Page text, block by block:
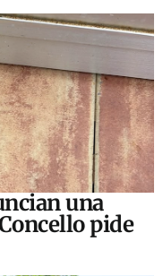
una
pide